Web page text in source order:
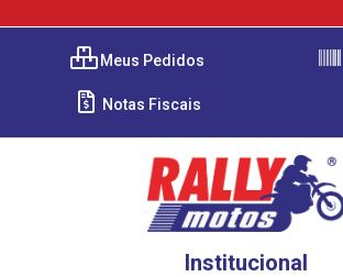
Meus Pedidos
Notas Fiscais
Institucional